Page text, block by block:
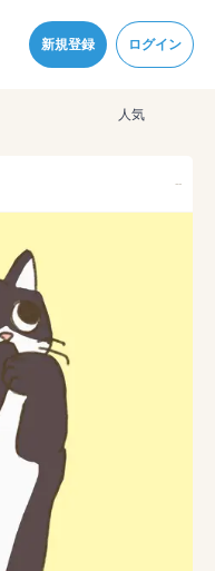
新規登録 ログイン
シーポリシーを改定しました。
リックします
に快適に！ 人気
--